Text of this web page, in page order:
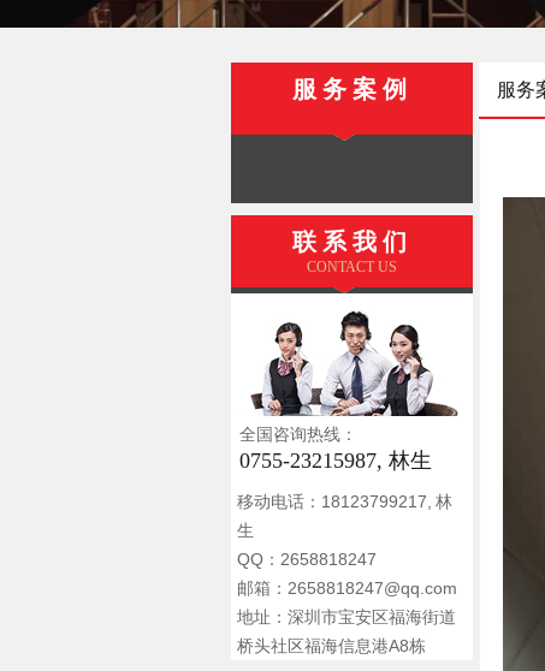
服务案例
联系我们
CONTACT US
全国咨询热线：
0755-23215987, 林生
移动电话：18123799217, 林
生
QQ：2658818247
邮箱：2658818247@qq.com
地址：深圳市宝安区福海街道
桥头社区福海信息港A8栋
服务